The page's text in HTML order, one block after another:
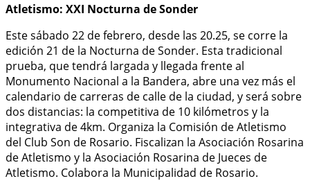
Atletismo: XXI Nocturna de Sonder
Este sábado 22 de febrero, desde las 20.25, se corre la
edición 21 de la Nocturna de Sonder. Esta tradicional
prueba, que tendrá largada y llegada frente al
Monumento Nacional a la Bandera, abre una vez más el
calendario de carreras de calle de la ciudad, y será sobre
dos distancias: la competitiva de 10 kilómetros y la
integrativa de 4km. Organiza la Comisión de Atletismo
del Club Son de Rosario. Fiscalizan la Asociación Rosarina
de Atletismo y la Asociación Rosarina de Jueces de
Atletismo. Colabora la Municipalidad de Rosario.